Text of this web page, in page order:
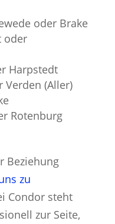
oder Brake
oder
Harpstedt
Verden (Aller)
Rotenburg
Beziehung
zu
Condor steht
zur Seite,